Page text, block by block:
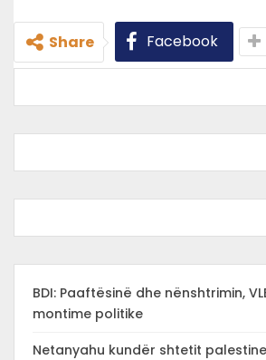
Share Facebook
BDI: Paaftësinë dhe nënshtrimin,
montime politike
Netanyahu kundër shtetit